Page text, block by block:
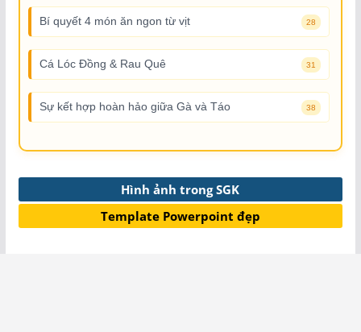
Bí quyết 4 món ăn ngon từ vịt 28
Cá Lóc Đồng & Rau Quê 31
Sự kết hợp hoàn hảo giữa Gà và Táo 38
Hình ảnh trong SGK
Template Powerpoint đẹp